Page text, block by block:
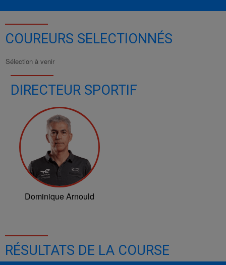
COUREURS SELECTIONNÉS
Sélection à venir
DIRECTEUR SPORTIF
Dominique Arnould
RÉSULTATS DE LA COURSE